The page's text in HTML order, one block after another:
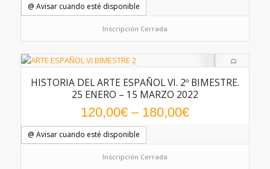
@ Avisar cuando esté disponible
Inscripción Cerrada
HISTORIA DEL ARTE ESPAÑOL VI. 2º BIMESTRE.
25 ENERO – 15 MARZO 2022
120,00€– 180,00€
@ Avisar cuando esté disponible
Inscripción Cerrada